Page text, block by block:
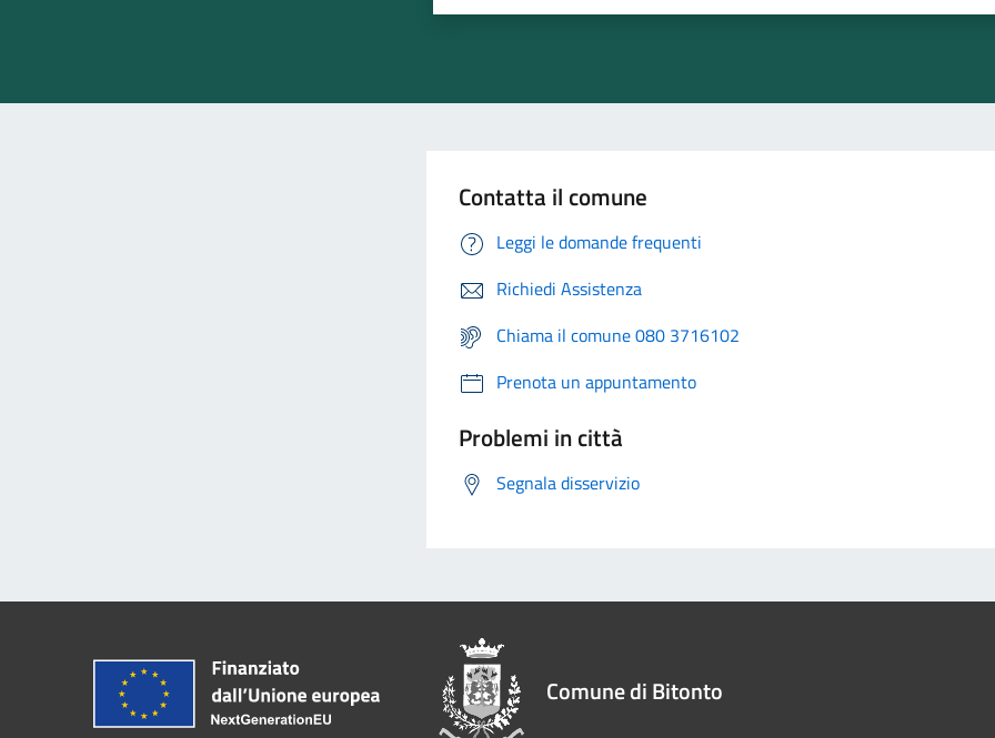
Contatta il comune
Leggi le domande frequenti
Richiedi Assistenza
Chiama il comune 080 3716102
Prenota un appuntamento
Problemi in città
Segnala disservizio
Comune di Bitonto